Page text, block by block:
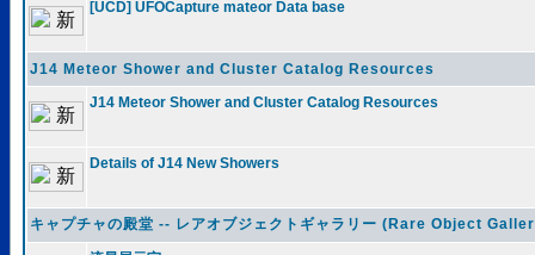
[UCD] UFOCapture mateor Data base
J14 Meteor Shower and Cluster Catalog Resources
J14 Meteor Shower and Cluster Catalog Resources
Details of J14 New Showers
キャプチャの殿堂 -- レアオブジェクトギャラリー (Rare Object